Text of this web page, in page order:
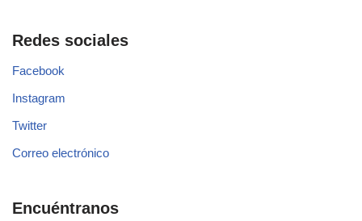
Redes sociales
Facebook
Instagram
Twitter
Correo electrónico
Encuéntranos